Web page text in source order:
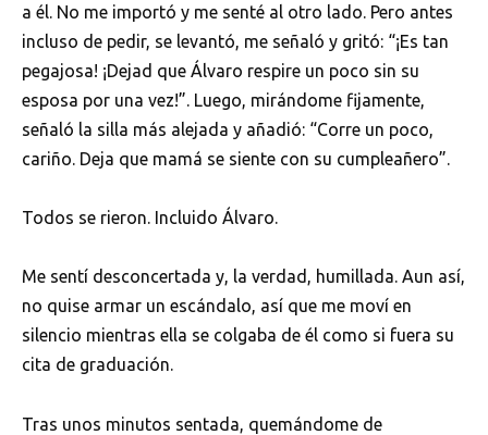
a él. No me importó y me senté al otro lado. Pero antes
incluso de pedir, se levantó, me señaló y gritó: “¡Es tan
pegajosa! ¡Dejad que Álvaro respire un poco sin su
esposa por una vez!”. Luego, mirándome fijamente,
señaló la silla más alejada y añadió: “Corre un poco,
cariño. Deja que mamá se siente con su cumpleañero”.
Todos se rieron. Incluido Álvaro.
Me sentí desconcertada y, la verdad, humillada. Aun así,
no quise armar un escándalo, así que me moví en
silencio mientras ella se colgaba de él como si fuera su
cita de graduación.
Tras unos minutos sentada, quemándome de